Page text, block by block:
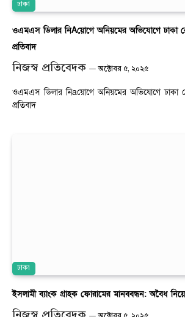
ঢাকা
ওএমএস ডিলার নিAয়োগে অনিয়মের অভিযোগে ঢাকা
প্রতিবাদ
নিজস্ব প্রতিবেদক অক্টোবর ৫, ২০২৫
ওএমএস ডিলার নিaয়োগে অনিয়মের অভিযোগে ঢাকা
প্রতিবাদ
ঢাকা
ইসলামী ব্যাংক গ্রাহক ফোরামের মানববন্ধন: অবৈধ